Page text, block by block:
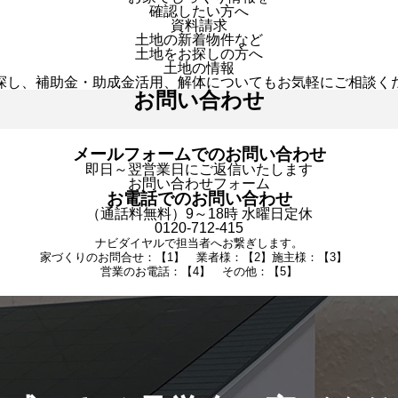
確認したい方へ
資料請求
土地の新着物件など
土地をお探しの方へ
土地の情報
、補助金・助成金活用、解体についてもお気軽にご相談く
お問い合わせ
メールフォームでのお問い合わせ
即日～翌営業日にご返信いたします
お問い合わせフォーム
お電話でのお問い合わせ
（通話料無料）9～18時 水曜日定休
0120-712-415
ナビダイヤルで担当者へお繋ぎします。
家づくりのお問合せ：【1】 業者様：【2】施主様：【3】
営業のお電話：【4】 その他：【5】